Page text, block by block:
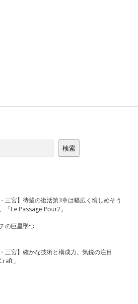
検索
・三宮】待望の復活第3章は幅広く愉しめそう
「Le Passage Pour2」
の巨星墜つ
・三宮】確かな技術と構成力。気鋭の注目
」